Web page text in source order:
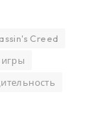
Creed